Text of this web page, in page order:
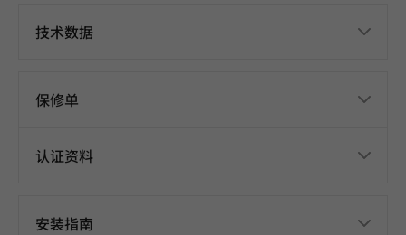
技术数据
保修单
认证资料
安装指南